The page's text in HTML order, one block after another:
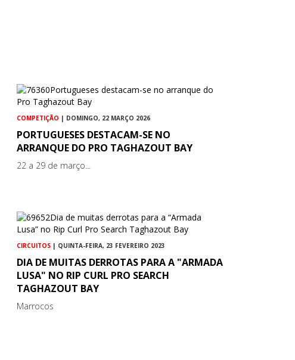
COMPETIÇÃO | DOMINGO, 22 MARÇO 2026
PORTUGUESES DESTACAM-SE NO
ARRANQUE DO PRO TAGHAZOUT BAY
22 a 29 de março...
CIRCUITOS | QUINTA-FEIRA, 23 FEVEREIRO 2023
DIA DE MUITAS DERROTAS PARA A "ARMADA
LUSA" NO RIP CURL PRO SEARCH
TAGHAZOUT BAY
Marrocos